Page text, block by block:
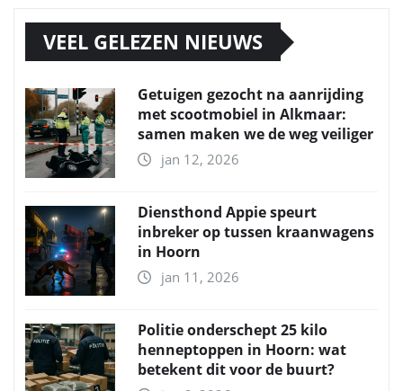
VEEL GELEZEN NIEUWS
Getuigen gezocht na aanrijding
met scootmobiel in Alkmaar:
samen maken we de weg veiliger
jan 12, 2026
Diensthond Appie speurt
inbreker op tussen kraanwagens
in Hoorn
jan 11, 2026
Politie onderschept 25 kilo
henneptoppen in Hoorn: wat
betekent dit voor de buurt?